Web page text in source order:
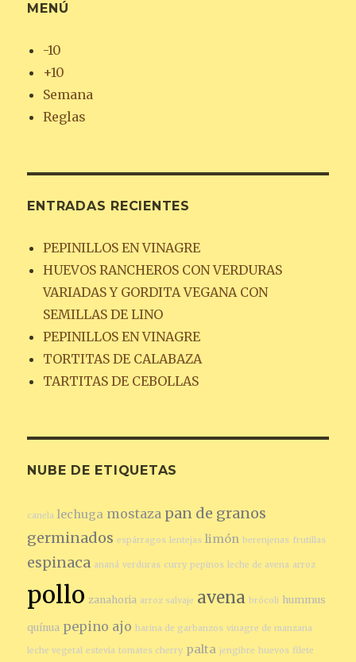
MENÚ
-10
+10
Semana
Reglas
ENTRADAS RECIENTES
PEPINILLOS EN VINAGRE
HUEVOS RANCHEROS CON VERDURAS
VARIADAS Y GORDITA VEGANA CON
SEMILLAS DE LINO
PEPINILLOS EN VINAGRE
TORTITAS DE CALABAZA
TARTITAS DE CEBOLLAS
NUBE DE ETIQUETAS
canela lechuga mostaza pan de granos
germinados espárragos lentejas limón berenjenas frutillas
espinaca ananá verduras curry pepinos leche de avena arroz
pollo zanahoria arroz salvaje avena brócoli hummus
quínua pepino ajo harina de garbanzos vinagre de manzana
leche vegetal estevia tomates cherry palta jengibre huevos filete